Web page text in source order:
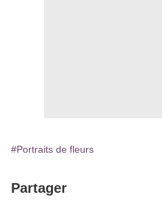
#Portraits de fleurs
Partager